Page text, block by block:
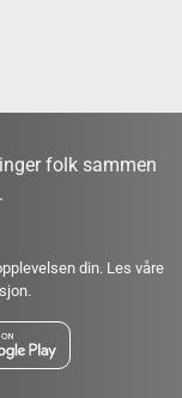
folk sammen
din. Les våre